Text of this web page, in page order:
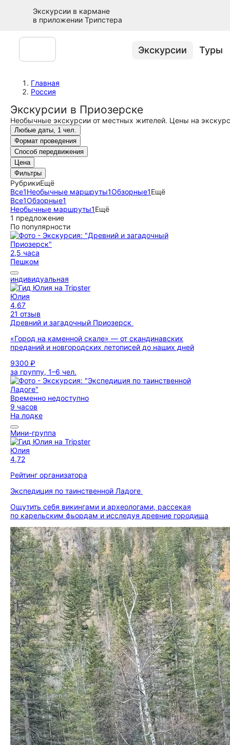
Экскурсии в кармане
в приложении Трипстера
Экскурсии Туры
Главная
Россия
Экскурсии в Приозерске
Необычные экскурсии от местных жителей. Цены на
Любые даты, 1 чел.
Формат проведения
Способ передвижения
Цена
Фильтры
РубрикиЕщё
Все1Необычные маршруты1Обзорные1Ещё
Все1Обзорные1
Необычные маршруты1Ещё
1 предложение
По популярности
2,5 часа
Пешком
индивидуальная
Юлия
4,67
21 отзыв
Древний и загадочный Приозерск
«Город на каменной скале» — от скандинавских
преданий и новгородских летописей до наших дней
9300 ₽
за группу, 1–6 чел.
Временно недоступно
9 часов
На лодке
Мини-группа
Юлия
4,72
Рейтинг организатора
Экспедиция по таинственной Ладоге
Ощутить себя викингами и археологами, рассекая
по карельским фьордам и исследуя древние городища